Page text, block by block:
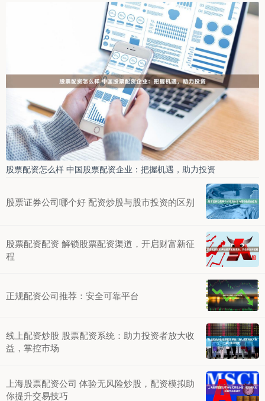
股票配资怎么样 中国股票配资企业：把握机遇，助力投资
股票证券公司哪个好 配资炒股与股市投资的区别
股票配资配资 解锁股票配资渠道，开启财富新征
程
正规配资公司推荐：安全可靠平台
线上配资炒股 股票配资系统：助力投资者放大收
益，掌控市场
上海股票配资公司 体验无风险炒股，配资模拟助
你提升交易技巧